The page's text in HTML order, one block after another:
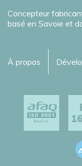
Concepteur
basé en Savoie et
À propos